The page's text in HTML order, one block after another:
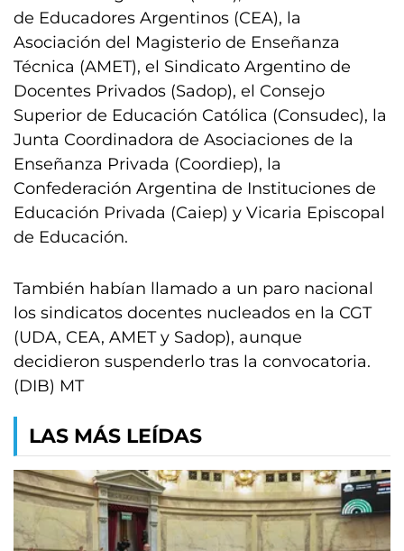
de Educadores Argentinos (CEA), la
Asociación del Magisterio de Enseñanza
Técnica (AMET), el Sindicato Argentino de
Docentes Privados (Sadop), el Consejo
Superior de Educación Católica (Consudec), la
Junta Coordinadora de Asociaciones de la
Enseñanza Privada (Coordiep), la
Confederación Argentina de Instituciones de
Educación Privada (Caiep) y Vicaria Episcopal
de Educación.
También habían llamado a un paro nacional
los sindicatos docentes nucleados en la CGT
(UDA, CEA, AMET y Sadop), aunque
decidieron suspenderlo tras la convocatoria.
(DIB) MT
LAS MÁS LEÍDAS